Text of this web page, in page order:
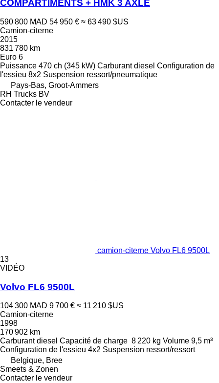
COMPARTIMENTS + HMK 3 AXLE
590 800 MAD 54 950 € ≈ 63 490 $US
Camion-citerne
2015
831 780 km
Euro 6
Puissance 470 ch (345 kW) Carburant diesel Configuration de
l'essieu 8x2 Suspension ressort/pneumatique
Pays-Bas, Groot-Ammers
RH Trucks BV
Contacter le vendeur
camion-citerne Volvo FL6 9500L
13
VIDÉO
Volvo FL6 9500L
104 300 MAD 9 700 € ≈ 11 210 $US
Camion-citerne
1998
170 902 km
Carburant diesel Capacité de charge 8 220 kg Volume 9,5 m³
Configuration de l'essieu 4x2 Suspension ressort/ressort
Belgique, Bree
Smeets & Zonen
Contacter le vendeur